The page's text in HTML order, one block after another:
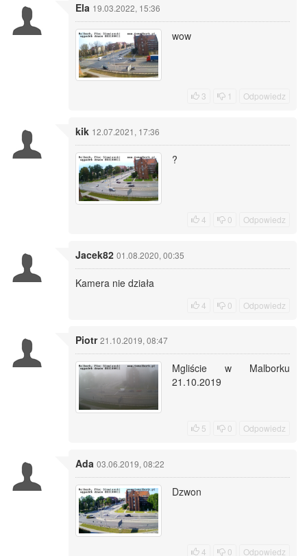
Ela 19.03.2022, 15:36
wow
3 1 Odpowiedz
kik 12.07.2021, 17:36
?
4 0 Odpowiedz
Jacek82 01.08.2020, 00:35
Kamera nie działa
4 0 Odpowiedz
Piotr 21.10.2019, 08:47
Mgliście w Malborku
21.10.2019
5 0 Odpowiedz
Ada 03.06.2019, 08:22
Dzwon
4 0 Odpowiedz